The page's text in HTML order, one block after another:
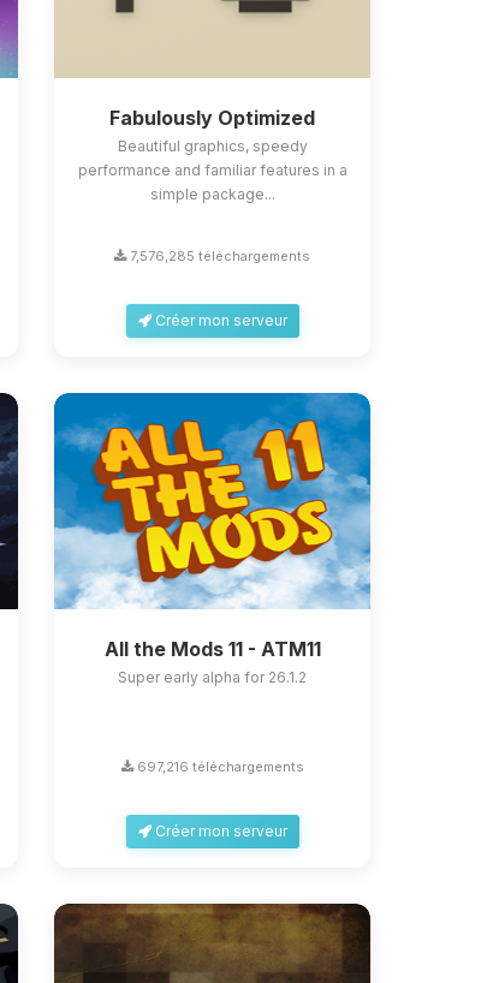
Fabulously Optimized
Beautiful graphics, speedy
performance and familiar features in a
simple package...
7,576,285 téléchargements
Créer mon serveur
All the Mods 11 - ATM11
Super early alpha for 26.1.2
697,216 téléchargements
Créer mon serveur